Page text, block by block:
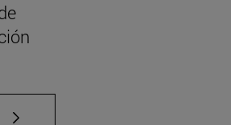
TAB para desplazarse.